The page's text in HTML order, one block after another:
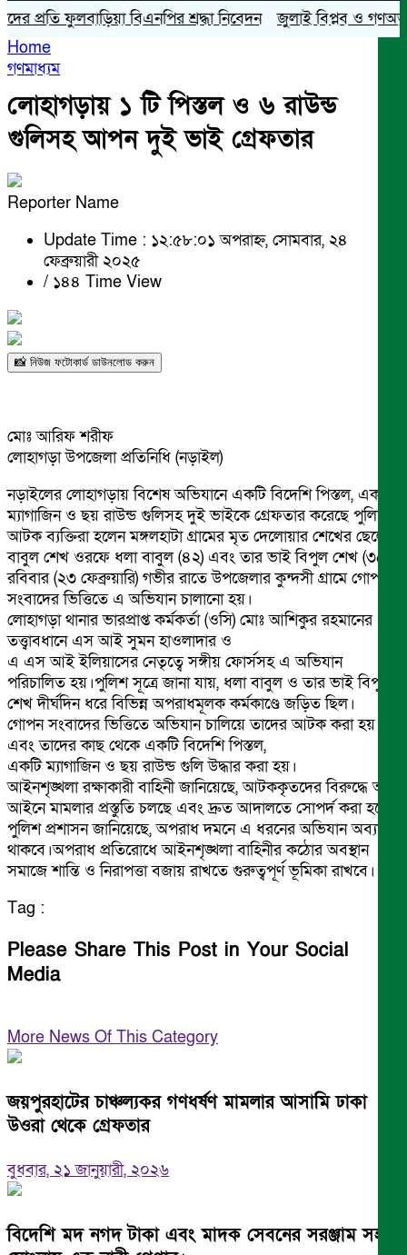
ফুলবাড়িয়া বিএনপির শ্রদ্ধা নিবেদন জুলাই বিপ্লব ও গণঅভ্যুত্থান
Home
গণমাধ্যম
লোহাগড়ায় ১ টি পিস্তল ও ৬ রাউন্ড
গুলিসহ আপন দুই ভাই গ্রেফতার
Reporter Name
Update Time : ১২:৫৮:০১ অপরাহ্ন, সোমবার, ২৪
ফেব্রুয়ারী ২০২৫
/ ১৪৪ Time View
📸 নিউজ ফটোকার্ড ডাউনলোড করুন
মোঃ আরিফ শরীফ
লোহাগড়া উপজেলা প্রতিনিধি (নড়াইল)
নড়াইলের লোহাগড়ায় বিশেষ অভিযানে একটি বিদেশি পিস্তল, একটি
ম্যাগাজিন ও ছয় রাউন্ড গুলিসহ দুই ভাইকে গ্রেফতার করেছে পুলিশ।
আটক ব্যক্তিরা হলেন মঙ্গলহাটা গ্রামের মৃত দেলোয়ার শেখের ছেলে
বাবুল শেখ ওরফে ধলা বাবুল (৪২) এবং তার ভাই বিপুল শেখ (৩৫)।
রবিবার (২৩ ফেব্রুয়ারি) গভীর রাতে উপজেলার কুন্দসী গ্রামে গোপন
সংবাদের ভিত্তিতে এ অভিযান চালানো হয়।
লোহাগড়া থানার ভারপ্রাপ্ত কর্মকর্তা (ওসি) মোঃ আশিকুর রহমানের
তত্ত্বাবধানে এস আই সুমন হাওলাদার ও
এ এস আই ইলিয়াসের নেতৃত্বে সঙ্গীয় ফোর্সসহ এ অভিযান
পরিচালিত হয়।পুলিশ সূত্রে জানা যায়, ধলা বাবুল ও তার ভাই বিপুল
শেখ দীর্ঘদিন ধরে বিভিন্ন অপরাধমূলক কর্মকাণ্ডে জড়িত ছিল।
গোপন সংবাদের ভিত্তিতে অভিযান চালিয়ে তাদের আটক করা হয়
এবং তাদের কাছ থেকে একটি বিদেশি পিস্তল,
একটি ম্যাগাজিন ও ছয় রাউন্ড গুলি উদ্ধার করা হয়।
আইনশৃঙ্খলা রক্ষাকারী বাহিনী জানিয়েছে, আটককৃতদের বিরুদ্ধে অস্ত্র
আইনে মামলার প্রস্তুতি চলছে এবং দ্রুত আদালতে সোপর্দ করা হবে।
পুলিশ প্রশাসন জানিয়েছে, অপরাধ দমনে এ ধরনের অভিযান অব্যাহত
থাকবে।অপরাধ প্রতিরোধে আইনশৃঙ্খলা বাহিনীর কঠোর অবস্থান
সমাজে শান্তি ও নিরাপত্তা বজায় রাখতে গুরুত্বপূর্ণ ভূমিকা রাখবে।
Tag :
Please Share This Post in Your Social
Media
More News Of This Category
জয়পুরহাটের চাঞ্চল্যকর গণধর্ষণ মামলার আসামি ঢাকা
উওরা থেকে গ্রেফতার
বুধবার, ২১ জানুয়ারী, ২০২৬
বিদেশি মদ নগদ টাকা এবং মাদক সেবনের সরঞ্জাম সহ